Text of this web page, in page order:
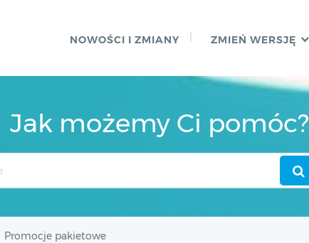
NOWOŚCI I ZMIANY ZMIEŃ WERSJĘ
Jak możemy Ci pomóc?
Promocje pakietowe